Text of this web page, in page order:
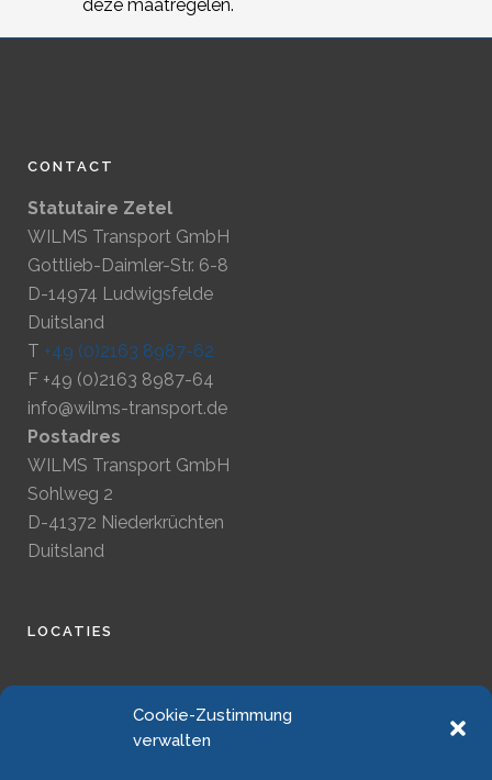
Cookie-Zustimmung
verwalten
deze maatregelen.
CONTACT
Statutaire Zetel
WILMS Transport GmbH
Gottlieb-Daimler-Str. 6-8
D-14974 Ludwigsfelde
Duitsland
T +49 (0)2163 8987-62
F +49 (0)2163 8987-64
info@wilms-transport.de
Postadres
WILMS Transport GmbH
Sohlweg 2
D-41372 Niederkrüchten
Duitsland
LOCATIES